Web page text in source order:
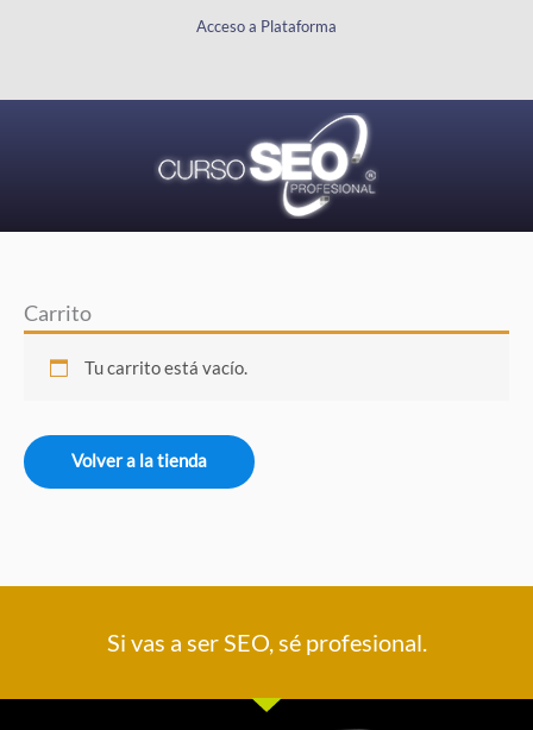
Acceso a Plataforma
Carrito
Tu carrito está vacío.
Volver a la tienda
Si vas a ser SEO, sé profesional.